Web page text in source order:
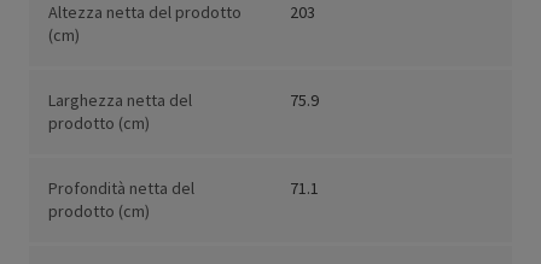
Altezza netta del prodotto
(cm)
203
Larghezza netta del
prodotto (cm)
75.9
Profondità netta del
prodotto (cm)
71.1